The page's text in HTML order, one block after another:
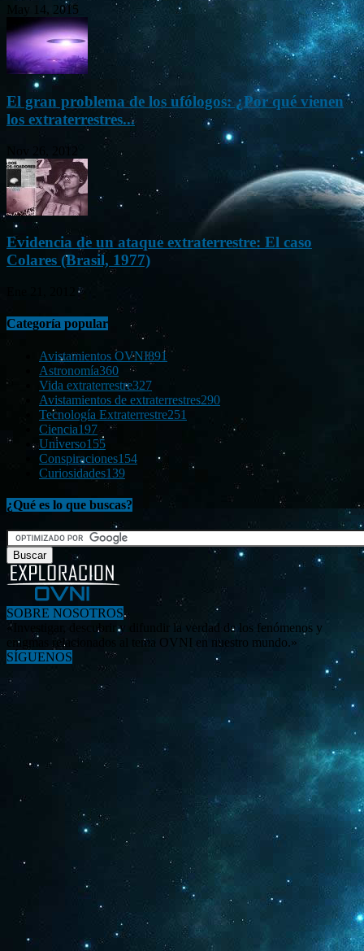
May 14, 2015
El gran problema de los ufólogos: ¿Por qué vienen
los extraterrestres...
Evidencia de un ataque extraterrestre: El caso
Colares (Brasil, 1977)
Categoría popular
Avistamientos OVNI891
Astronomía360
Vida extraterrestre327
Avistamientos de extraterrestres290
Tecnología Extraterrestre251
Ciencia197
Universo155
Conspiraciones154
Curiosidades139
¿Qué es lo que buscas?
SOBRE NOSOTROS
«Investigar, descubrir y difundir la verdad de los fenómenos y
enigmas relacionados al tema OVNI en nuestro mundo.»
SÍGUENOS